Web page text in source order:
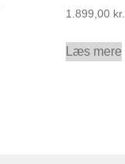
1.899,00 kr.
Læs mere